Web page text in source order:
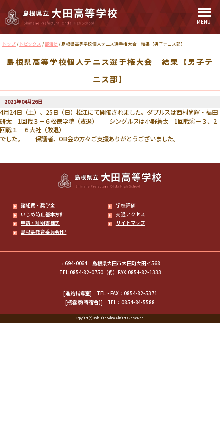
MENU
現
トップ / トピックス /部活動 /島根県高等学校個人テニス選手権大会 結果【男子テニス部】
島根県高等学校個人テニス選手権大会 結果【男子テ
ニス部】
2021年04月26日
4月24日（土）、25日（日）松江にて開催されました。ダブルスは西村尚輝・福田
研太 1回戦３－６松徳学院（敗退） シングルスは小野蒼太 1回戦⑥－３、2
回戦１－６大社（敗退）
でした。 保護者、OB会の方々ご支援ありがとうございました。
諸経費・奨学金
学校評価
いじめ防止基本方針
交通アクセス
申請・証明書様式
サイトマップ
島根県教育委員会HP
〒694-0064 島根県大田市大田町大田イ568
TEL:0854-82-0750（代）FAX:0854-82-1333
[進路指導室]
TEL・FAX：0854-82-5371
[瓶雲寮(寄宿舎)]
TEL：0854-84-5588
Copyright (c) Ohda High School All Rights Reserved.